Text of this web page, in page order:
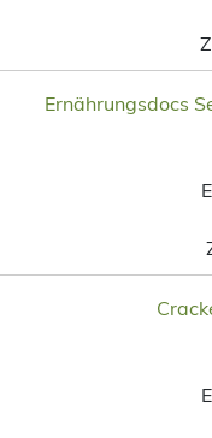
Ernährungsdocs